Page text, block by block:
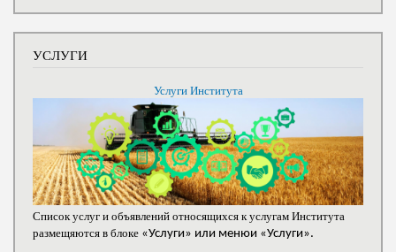
УСЛУГИ
Услуги Института
Список услуг и объявлений относящихся к услугам Института
размещяются в блоке «Услуги» или менюи «Услуги».